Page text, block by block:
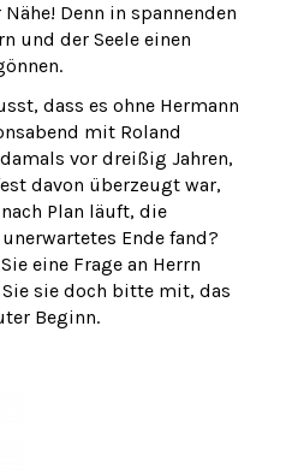
Denn in spannenden
und der Seele einen
dass es ohne Hermann
mit Roland
vor dreißig Jahren,
davon überzeugt war,
Plan läuft, die
Ende fand?
eine Frage an Herrn
sie doch bitte mit, das
Beginn.